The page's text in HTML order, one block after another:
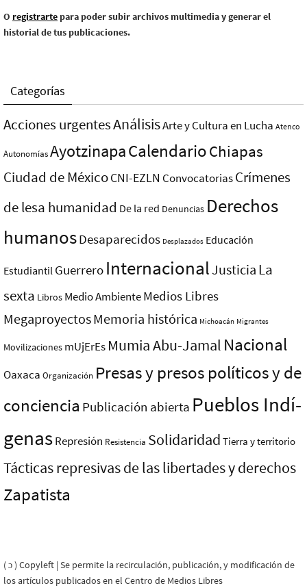
O registrarte para poder subir archivos multimedia y generar el
historial de tus publicaciones.
Categorías
Acciones urgentesAnálisisArte y Cultura en Lucha Atenco
AutonomíasAyotzinapaCalendarioChiapas
Ciudad de MéxicoCNI-EZLN ConvocatoriasCrímenes
de lesa humanidad De la red Denuncias Derechos
humanosDesaparecidos Desplazados Educación
Estudiantil Guerrero InternacionalJusticia La
sexta Libros Medio AmbienteMedios Libres
MegaproyectosMemoria histórica Michoacán Migrantes
Movilizaciones mUjErEs Mumia Abu-Jamal Nacional
Oaxaca Organización Presas y presos polí­ticos y de
conciencia Publicación abierta Pueblos Indí­
genasRepresión Resistencia Solidaridad Tierra y territorio
Tácticas represivas de las libertades y derechos
Zapatista
( ɔ ) Copyleft | Se permite la recirculación, publicación, y modificación de
los artículos publicados en el Centro de Medios Libres